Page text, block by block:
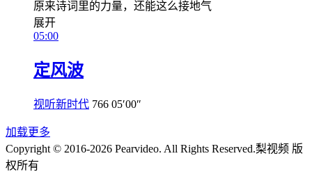
原来诗词里的力量，还能这么接地气
展开
05:00
定风波
视听新时代 766 05′00″
加载更多
Copyright © 2016-2026 Pearvideo. All Rights Reserved.梨视频 版
权所有